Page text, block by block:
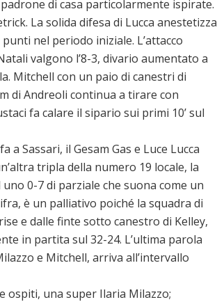
di casa particolarmente ispirate.
La solida difesa di Lucca anestetizza
nel periodo iniziale. L’attacco
valgono l’8-3, divario aumentato a
Mitchell con un paio di canestri di
di Andreoli continua a tirare con
fa calare il sipario sui primi 10’ sul
Sassari, il Gesam Gas e Luce Lucca
tripla della numero 19 locale, la
0-7 di parziale che suona come un
è un palliativo poiché la squadra di
e dalle finte sotto canestro di Kelley,
in partita sul 32-24. L’ultima parola
e Mitchell, arriva all’intervallo
ospiti, una super Ilaria Milazzo;